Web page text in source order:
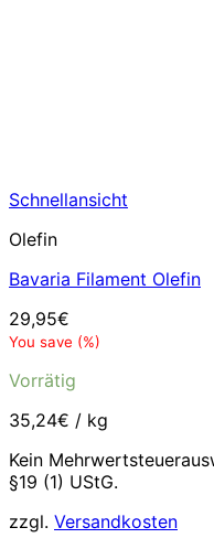
Schnellansicht
Olefin
Bavaria Filament Olefin
29,95€
You save (%)
Vorrätig
35,24€ / kg
Kein
§19 (1) UStG.
zzgl. Versandkosten